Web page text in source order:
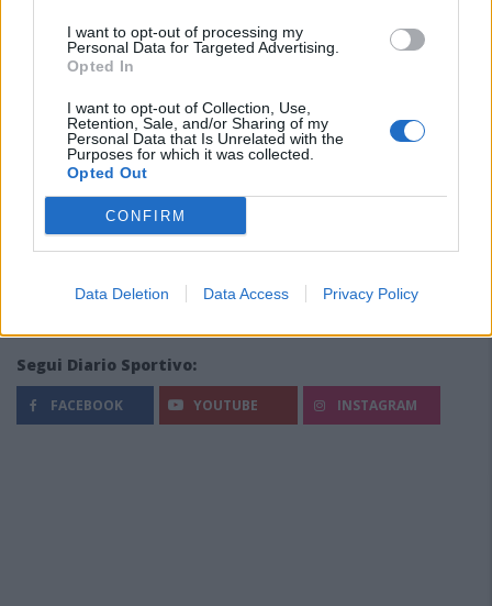
I want to opt-out of processing my
Personal Data for Targeted Advertising.
Opted In
I want to opt-out of Collection, Use,
Retention, Sale, and/or Sharing of my
Personal Data that Is Unrelated with the
Purposes for which it was collected.
Opted Out
CONFIRM
Data Deletion Data Access Privacy Policy
Segui Diario Sportivo:
FACEBOOK YOUTUBE INSTAGRAM